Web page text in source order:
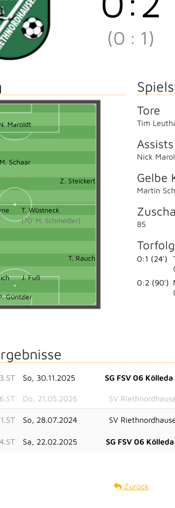
(0 : 1)
Maroldt
M. Schaar
Z. Steickert
T. Wüstneck
(70' M. Schmeißer)
T. Rauch
J. Fuß
Güntzler
Tore
Tim
Assists
Nick
Gelbe
Martin
85
0:1 (24')
0:2 (90')
So, 30.11.2025 SG FSV 06 Kölleda
Do, 21.05.2026 SV
1.ST So, 28.07.2024 SV
Sa, 22.02.2025 SG FSV 06
Zurück